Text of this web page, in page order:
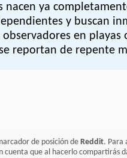
nacen ya
y buscan
en
reportan de repente
de posición deReddit. Para
cuenta que al hacerlo compartirás